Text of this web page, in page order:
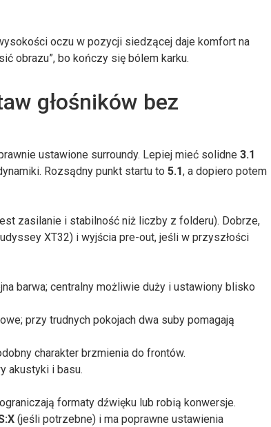
oczu w pozycji siedzącej daje komfort na
obrazu”, bo kończy się bólem karku.
głośników bez
ustawione surroundy. Lepiej mieć solidne3.1
Rozsądny punkt startu to5.1, a dopiero potem
zasilanie i stabilność niż liczby z folderu). Dobrze,
XT32) i wyjścia pre-out, jeśli w przyszłości
barwa; centralny możliwie duży i ustawiony blisko
przy trudnych pokojach dwa suby pomagają
charakter brzmienia do frontów.
akustyki i basu.
formaty dźwięku lub robią konwersje.
(jeśli potrzebne) i ma poprawne ustawienia